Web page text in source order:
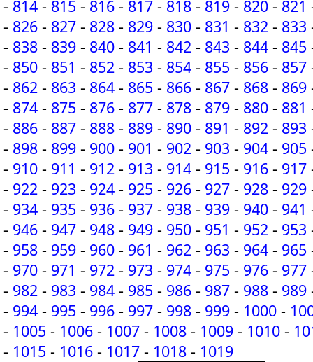
- 814 - 815 - 816 - 817 - 818 - 819 - 820 - 821
- 826 - 827 - 828 - 829 - 830 - 831 - 832 - 833
- 838 - 839 - 840 - 841 - 842 - 843 - 844 - 845
- 850 - 851 - 852 - 853 - 854 - 855 - 856 - 857
- 862 - 863 - 864 - 865 - 866 - 867 - 868 - 869
- 874 - 875 - 876 - 877 - 878 - 879 - 880 - 881
- 886 - 887 - 888 - 889 - 890 - 891 - 892 - 893
- 898 - 899 - 900 - 901 - 902 - 903 - 904 - 905
- 910 - 911 - 912 - 913 - 914 - 915 - 916 - 917
- 922 - 923 - 924 - 925 - 926 - 927 - 928 - 929
- 934 - 935 - 936 - 937 - 938 - 939 - 940 - 941
- 946 - 947 - 948 - 949 - 950 - 951 - 952 - 953
- 958 - 959 - 960 - 961 - 962 - 963 - 964 - 965
- 970 - 971 - 972 - 973 - 974 - 975 - 976 - 977
- 982 - 983 - 984 - 985 - 986 - 987 - 988 - 989
- 994 - 995 - 996 - 997 - 998 - 999 - 1000 -
- 1005 - 1006 - 1007 - 1008 - 1009 - 1010 -
- 1015 - 1016 - 1017 - 1018 - 1019